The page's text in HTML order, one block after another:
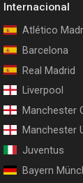
Internacional
Atlético
Barcelona
Real Madrid
Liverpool
Manchester
Manchester
Juventus
Bayern